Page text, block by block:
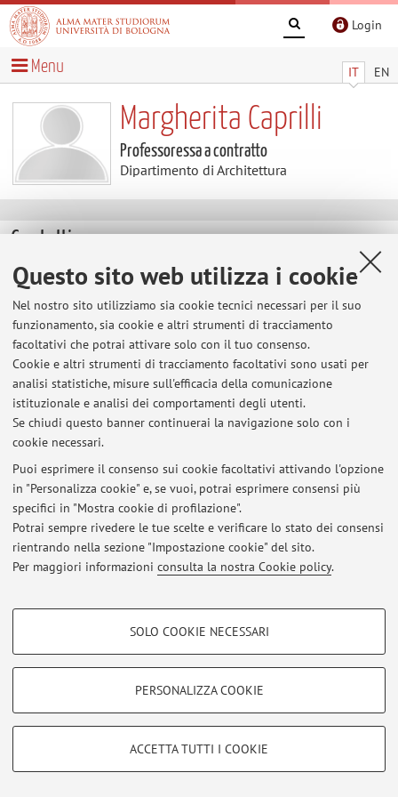
Questo sito web utilizza i cookie
Nel nostro sito utilizziamo sia cookie tecnici necessari per il suo
funzionamento, sia cookie e altri strumenti di tracciamento
facoltativi che potrai attivare solo con il tuo consenso.
Cookie e altri strumenti di tracciamento facoltativi sono usati per
analisi statistiche, misure sull'efficacia della comunicazione
istituzionale e analisi dei comportamenti degli utenti.
Se chiudi questo banner continuerai la navigazione solo con i
cookie necessari.
Puoi esprimere il consenso sui cookie facoltativi attivando l'opzione
in "Personalizza cookie" e, se vuoi, potrai esprimere consensi più
specifici in "Mostra cookie di profilazione".
Potrai sempre rivedere le tue scelte e verificare lo stato dei consensi
rientrando nella sezione "Impostazione cookie" del sito.
Per maggiori informazioni consulta la nostra Cookie policy.
COOKIE DI PROFILAZIONE - FACOLTATIVI
COOKIE TECNICI - NECESSARI
Si tratta di cookie tecnici utilizzati, a titolo esemplificativo, per il corretto
SOLO COOKIE NECESSARI
PERSONALIZZA COOKIE
ACCETTA TUTTI I COOKIE
Login
IT EN
Menu
Margherita Caprilli
Professoressa a contratto
Dipartimento di Architettura
Contatti
E-mail: margherita.caprilli2@unibo.it
Dipartimento di Architettura
Viale del Risorgimento 2, Bologna -
Vai alla mappa
Ultimi avvisi
Al momento non sono presenti avvisi.
Area riservata
per gestire tutti i contenuti del sito.
© 2026 - ALMA MATER STUDIORUM - Università di Bologna - Via
Zamboni, 33 - 40126 Bologna - Partita IVA: 01131710376
Privacy|Note legali|Impostazioni Cookie